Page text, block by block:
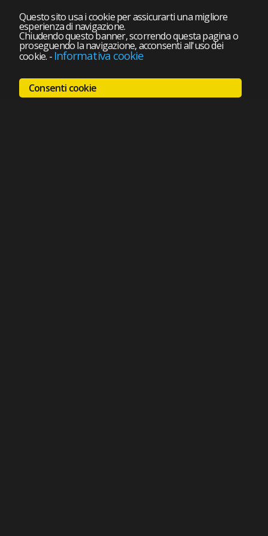
Questo sito usa i cookie per assicurarti una migliore
esperienza di navigazione.
Chiudendo questo banner, scorrendo questa pagina o
proseguendo la navigazione, acconsenti all'uso dei
cookie. - Informativa cookie
Consenti cookie